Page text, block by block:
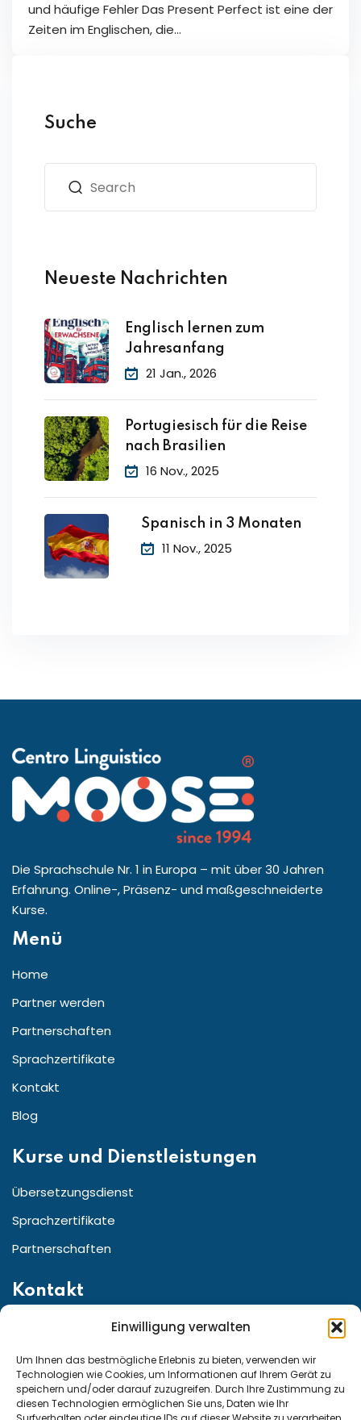
Einwilligung verwalten
Um Ihnen das bestmögliche Erlebnis zu bieten, verwenden wir
Technologien wie Cookies, um Informationen auf Ihrem Gerät zu
speichern und/oder darauf zuzugreifen. Durch Ihre Zustimmung zu
diesen Technologien ermöglichen Sie uns, Daten wie Ihr
und häufige Fehler Das Present Perfect ist eine der
Zeiten im Englischen, die…
Suche
Neueste Nachrichten
Englisch lernen zum
Jahresanfang
21 Jan., 2026
Portugiesisch für die Reise
nach Brasilien
16 Nov., 2025
Spanisch in 3 Monaten
11 Nov., 2025
Die Sprachschule Nr. 1 in Europa – mit über 30 Jahren
Erfahrung. Online-, Präsenz- und maßgeschneiderte
Kurse.
Menü
Home
Partner werden
Partnerschaften
Sprachzertifikate
Kontakt
Blog
Kurse und Dienstleistungen
Übersetzungsdienst
Sprachzertifikate
Partnerschaften
Kontakt
Straße:Friedrichstr. 155 10117 Berlin, Berlin Germany
Telefon für den Kundenservice aus ganz:
Deutschland und Österreich: +49 15222307947